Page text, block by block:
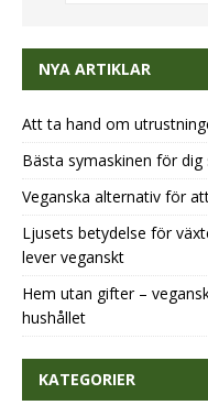
NYA ARTIKLAR
Att ta hand om
Bästa symaskinen för
Veganska alternativ för
Ljusets betydelse för
lever veganskt
Hem utan gifter –
hushållet
KATEGORIER